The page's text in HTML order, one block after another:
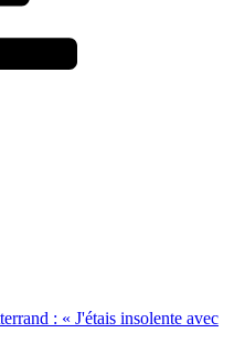
: « J'étais insolente avec